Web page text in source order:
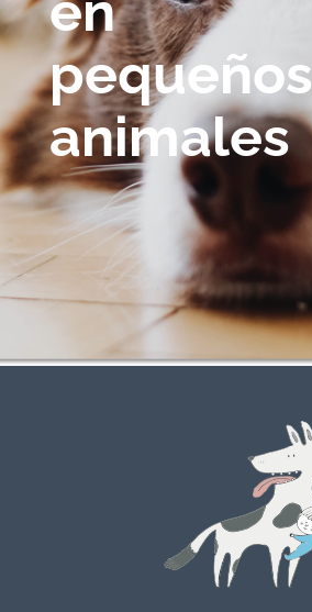
pequeños
animales